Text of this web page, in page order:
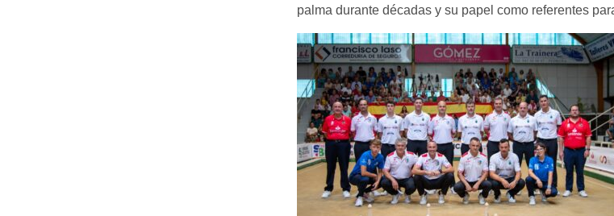
palma durante décadas y su papel como referentes